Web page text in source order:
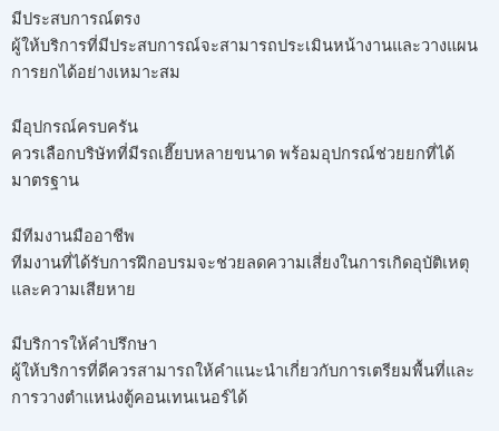
มีประสบการณ์ตรง
ผู้ให้บริการที่มีประสบการณ์จะสามารถประเมินหน้างานและวางแผน
การยกได้อย่างเหมาะสม
มีอุปกรณ์ครบครัน
ควรเลือกบริษัทที่มีรถเฮี๊ยบหลายขนาด พร้อมอุปกรณ์ช่วยยกที่ได้
มาตรฐาน
มีทีมงานมืออาชีพ
ทีมงานที่ได้รับการฝึกอบรมจะช่วยลดความเสี่ยงในการเกิดอุบัติเหตุ
และความเสียหาย
มีบริการให้คำปรึกษา
ผู้ให้บริการที่ดีควรสามารถให้คำแนะนำเกี่ยวกับการเตรียมพื้นที่และ
การวางตำแหน่งตู้คอนเทนเนอร์ได้